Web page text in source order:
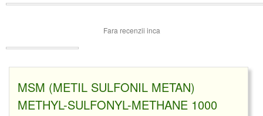
Fara recenzii inca
MSM (METIL SULFONIL METAN)
METHYL-SULFONYL-METHANE 1000